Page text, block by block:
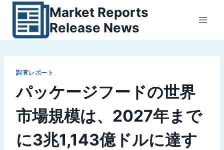
Market Reports
Release News
調査レポート
パッケージフードの世界
市場規模は、2027年まで
に3兆1,143億ドルに達す